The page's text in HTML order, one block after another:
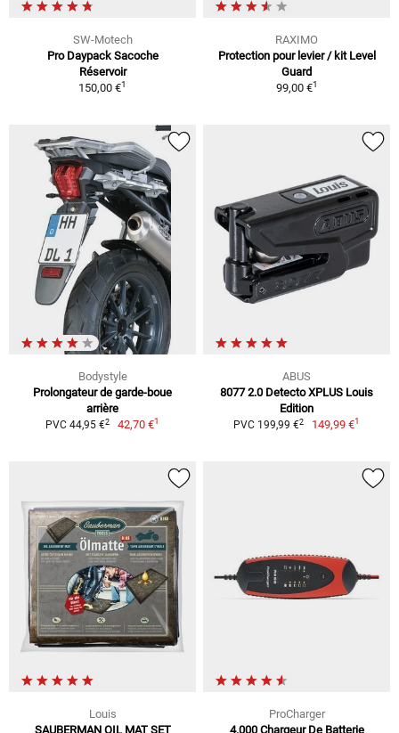
SW-Motech
Pro Daypack Sacoche
Réservoir
150,00 €1
RAXIMO
Protection pour levier / kit Level
Guard
99,00 €1
Bodystyle
Prolongateur de garde-boue
arrière
PVC 44,95 €2 42,70 €1
ABUS
8077 2.0 Detecto XPLUS Louis
Edition
PVC 199,99 €2 149,99 €1
Louis
SAUBERMAN OIL MAT SET
ProCharger
4.000 Chargeur De Batterie